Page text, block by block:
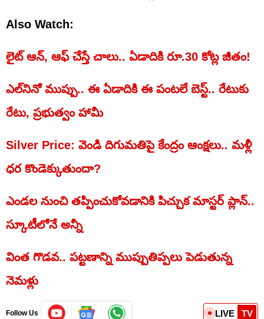
Also Watch:
లైట్ ఆన్, ఆఫ్ చేస్తే చాలు.. ఏడాదికి రూ.30 కోట్ల జీతం!
ఎల్‌నినో ముప్పు.. ఈ ఏడాదికి ఈ పంటలే బెస్ట్.. రేటుకు
రేటు, ప్రభుత్వం హామీ
Silver Price: వెండి దిగుమతిపై కేంద్రం ఆంక్షలు.. మళ్లీ
ధర కొండెక్కుతుందా?
ఎండల నుంచి తప్పించుకోవడానికి పిచ్చుక మాస్టర్ ప్లాన్..
స్కూటీలోనే అన్నీ
వింత గొడవ.. పట్టణాన్ని ముప్పుతిప్పలు పెడుతున్న
నెమళ్లు
Follow Us LIVE TV